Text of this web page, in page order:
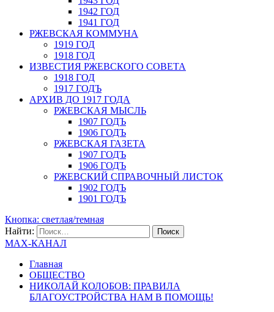
1942 ГОД
1941 ГОД
РЖЕВСКАЯ КОММУНА
1919 ГОД
1918 ГОД
ИЗВЕСТИЯ РЖЕВСКОГО СОВЕТА
1918 ГОД
1917 ГОДЪ
АРХИВ ДО 1917 ГОДА
РЖЕВСКАЯ МЫСЛЬ
1907 ГОДЪ
1906 ГОДЪ
РЖЕВСКАЯ ГАЗЕТА
1907 ГОДЪ
1906 ГОДЪ
РЖЕВСКИЙ СПРАВОЧНЫЙ ЛИСТОК
1902 ГОДЪ
1901 ГОДЪ
Кнопка: светлая/темная
Найти:
MAX-КАНАЛ
Главная
ОБЩЕСТВО
НИКОЛАЙ КОЛОБОВ: ПРАВИЛА
БЛАГОУСТРОЙСТВА НАМ В ПОМОЩЬ!